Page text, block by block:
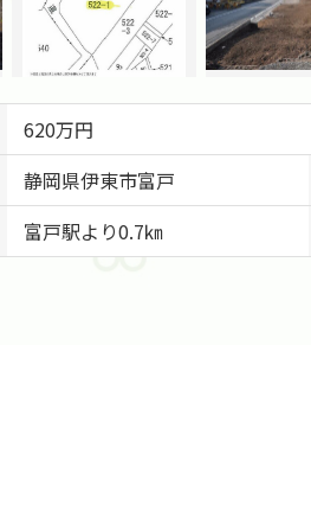
620万円
静岡県伊東市富戸
富戸駅より0.7㎞